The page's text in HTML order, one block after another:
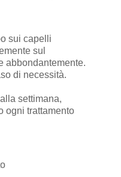
sui capelli
sul
abbondantemente.
di necessità.
settimana,
ogni trattamento